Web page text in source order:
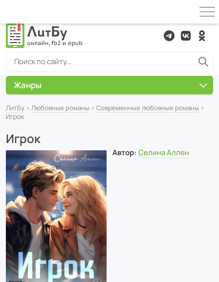
ЛитБу › Любовные романы › Современные любовные романы ›
Игрок
Игрок
Автор: Селина Аллен
Жанры